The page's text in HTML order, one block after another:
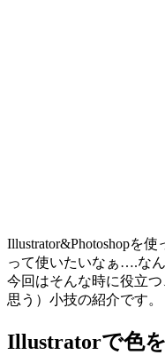
Illustrator&Photoshopを
って使いたいなぁ….な
今回はそんな時に役立
思う）小技の紹介です。
Illustratorで色